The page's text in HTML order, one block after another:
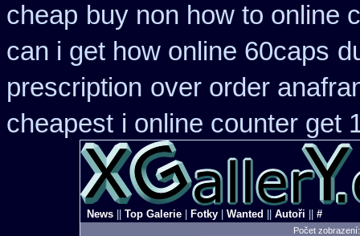
cheap buy non how to online
can i get how online 60caps
prescription over order
cheapest i online counter get
News Top Galerie Fotky Wanted Autoři #
Počet